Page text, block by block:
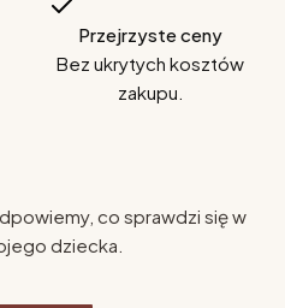
Przejrzyste ceny
Bez ukrytych kosztów
zakupu.
co sprawdzi się w
dziecka.